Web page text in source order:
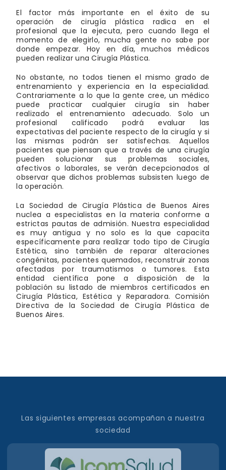
El factor más importante en el éxito de su
operación de cirugía plástica radica en el
profesional que la ejecuta, pero cuando llega el
momento de elegirlo, mucha gente no sabe por
donde empezar. Hoy en día, muchos médicos
pueden realizar una Cirugía Plástica.
No obstante, no todos tienen el mismo grado de
entrenamiento y experiencia en la especialidad.
Contrariamente a lo que la gente cree, un médico
puede practicar cualquier cirugía sin haber
realizado el entrenamiento adecuado. Solo un
profesional calificado podrá evaluar las
expectativas del paciente respecto de la cirugía y si
las mismas podrán ser satisfechas. Aquellos
pacientes que piensan que a través de una cirugía
pueden solucionar sus problemas sociales,
afectivos o laborales, se verán decepcionados al
observar que dichos problemas subsisten luego de
la operación.
La Sociedad de Cirugía Plástica de Buenos Aires
nuclea a especialistas en la materia conforme a
estrictas pautas de admisión. Nuestra especialidad
es muy antigua y no solo es la que capacita
específicamente para realizar todo tipo de Cirugía
Estética, sino también de reparar alteraciones
congénitas, pacientes quemados, reconstruir zonas
afectadas por traumatismos o tumores. Esta
entidad científica pone a disposición de la
población su listado de miembros certificados en
Cirugía Plástica, Estética y Reparadora. Comisión
Directiva de la Sociedad de Cirugía Plástica de
Buenos Aires.
Las siguientes empresas acompañan a nuestra
sociedad